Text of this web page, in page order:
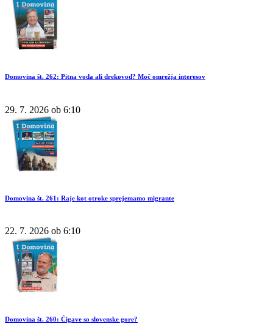
Domovina št. 262: Pitna voda ali drekovod? Moč omrežja interesov
29. 7. 2026 ob 6:10
Domovina št. 261: Raje kot otroke sprejemamo migrante
22. 7. 2026 ob 6:10
Domovina št. 260: Čigave so slovenske gore?